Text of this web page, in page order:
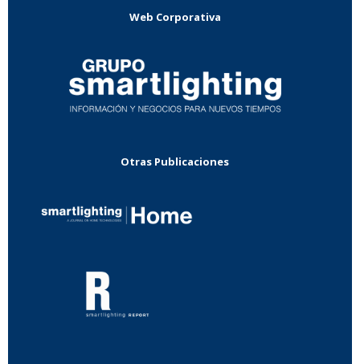
Web Corporativa
Otras Publicaciones